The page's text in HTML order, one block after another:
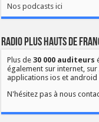
Nos podcasts ici
Radio Plus Hauts de
Plus de30 000 auditeurs
également sur internet,
applications ios et android
N'hésitez pas à nous